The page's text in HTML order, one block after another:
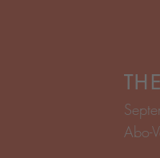
Abo-